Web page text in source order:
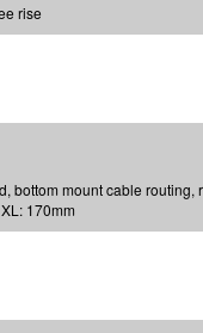
rise
bottom mount cable routing,
170mm